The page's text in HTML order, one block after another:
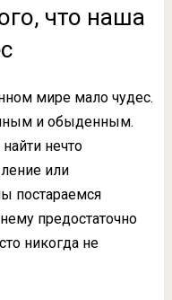
что наша
мире мало чудес.
и обыденным.
нечто
или
постараемся
предостаточно
никогда не